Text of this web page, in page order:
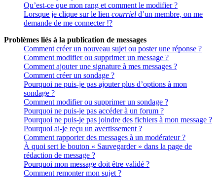
Qu’est-ce que mon rang et comment le modifier ?
Lorsque je clique sur le lien courriel d’un membre, on me
demande de me connecter !?
Problèmes liés à la publication de messages
Comment créer un nouveau sujet ou poster une réponse ?
Comment modifier ou supprimer un message ?
Comment ajouter une signature à mes messages ?
Comment créer un sondage ?
Pourquoi ne puis-je pas ajouter plus d’options à mon
sondage ?
Comment modifier ou supprimer un sondage ?
Pourquoi ne puis-je pas accéder à un forum ?
Pourquoi ne puis-je pas joindre des fichiers à mon message ?
Pourquoi ai-je reçu un avertissement ?
Comment rapporter des messages à un modérateur ?
À quoi sert le bouton « Sauvegarder » dans la page de
rédaction de message ?
Pourquoi mon message doit être validé ?
Comment remonter mon sujet ?